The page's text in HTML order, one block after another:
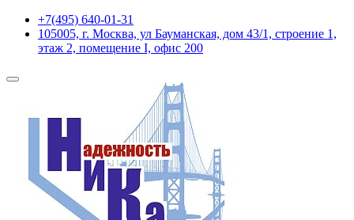
+7(495) 640-01-31
105005, г. Москва, ул Бауманская, дом 43/1, строение 1,
этаж 2, помещение I, офис 200